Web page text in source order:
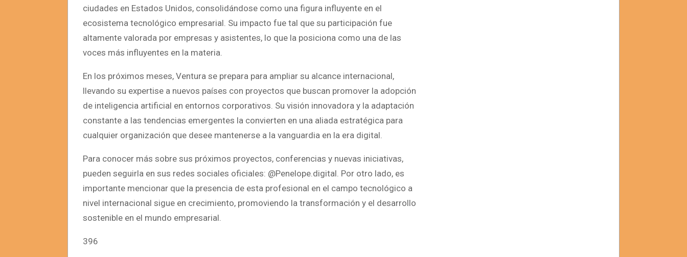
ciudades en Estados Unidos, consolidándose como una figura influyente en el
ecosistema tecnológico empresarial. Su impacto fue tal que su participación fue
altamente valorada por empresas y asistentes, lo que la posiciona como una de las
voces más influyentes en la materia.
En los próximos meses, Ventura se prepara para ampliar su alcance internacional,
llevando su expertise a nuevos países con proyectos que buscan promover la adopción
de inteligencia artificial en entornos corporativos. Su visión innovadora y la adaptación
constante a las tendencias emergentes la convierten en una aliada estratégica para
cualquier organización que desee mantenerse a la vanguardia en la era digital.
Para conocer más sobre sus próximos proyectos, conferencias y nuevas iniciativas,
pueden seguirla en sus redes sociales oficiales: @Penelope.digital. Por otro lado, es
importante mencionar que la presencia de esta profesional en el campo tecnológico a
nivel internacional sigue en crecimiento, promoviendo la transformación y el desarrollo
sostenible en el mundo empresarial.
396